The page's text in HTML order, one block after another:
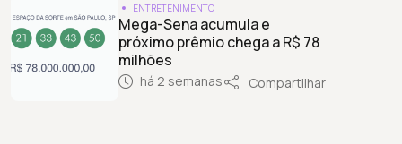
ENTRETENIMENTO
Mega-Sena acumula e
próximo prêmio chega a R$ 78
milhões
há 2 semanas Compartilhar